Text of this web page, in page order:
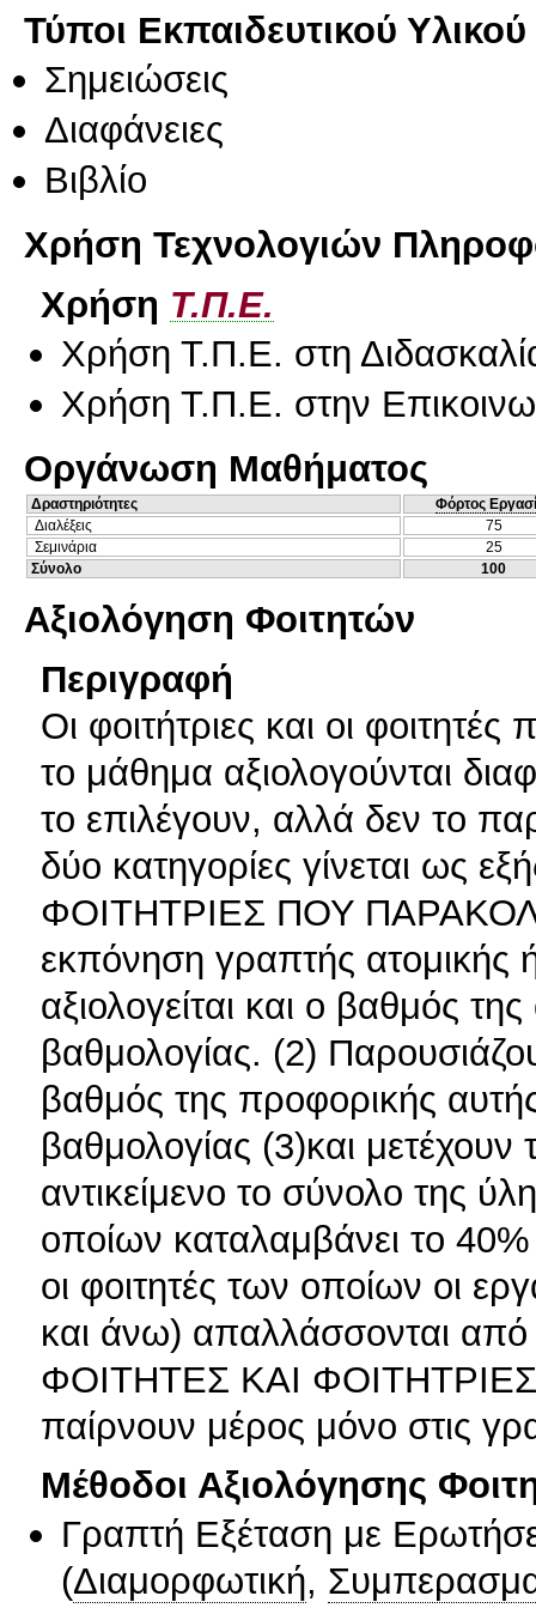
Τύποι Εκπαιδευτικού Υλικού
Σημειώσεις
Διαφάνειες
Βιβλίο
Χρήση Τεχνολογιών
Χρήση Τ.Π.Ε.
Χρήση Τ.Π.Ε. στη
Χρήση Τ.Π.Ε. στην
Οργάνωση Μαθήματος
Δραστηριότητες
Φόρτος
Διαλέξεις
75
Σεμινάρια
25
Σύνολο
100
Αξιολόγηση Φοιτητών
Περιγραφή
Oι φοιτήτριες και οι
το μάθημα αξιολογούνται
το επιλέγουν, αλλά δεν το
δύο κατηγορίες γίνεται ως
ΦΟΙΤΗΤΡΙΕΣ ΠΟΥ
εκπόνηση γραπτής ατομικής
αξιολογείται και ο βαθμός
βαθμολογίας. (2)
βαθμός της προφορικής
βαθμολογίας (3)και μετέχουν
αντικείμενο το σύνολο της
οποίων καταλαμβάνει το 40%
οι φοιτητές των οποίων οι
και άνω) απαλλάσσονται από
ΦΟΙΤΗΤΕΣ ΚΑΙ
παίρνουν μέρος μόνο στις
Μέθοδοι Αξιολόγησης
Γραπτή Εξέταση με
(Διαμορφωτική,